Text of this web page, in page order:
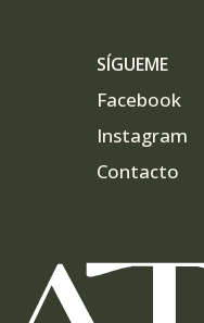
SÍGUEME
Facebook
Instagram
Contacto